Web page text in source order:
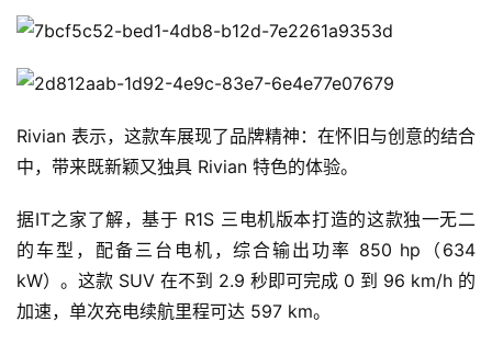
首
车
时
代
Rivian 表示，这款车展现了品牌精神：在怀旧与创意的结合
中，带来既新颖又独具 Rivian 特色的体验。
据IT之家了解，基于 R1S 三电机版本打造的这款独一无二
的车型，配备三台电机，综合输出功率 850 hp（634
kW）。这款 SUV 在不到 2.9 秒即可完成 0 到 96 km/h 的
加速，单次充电续航里程可达 597 km。